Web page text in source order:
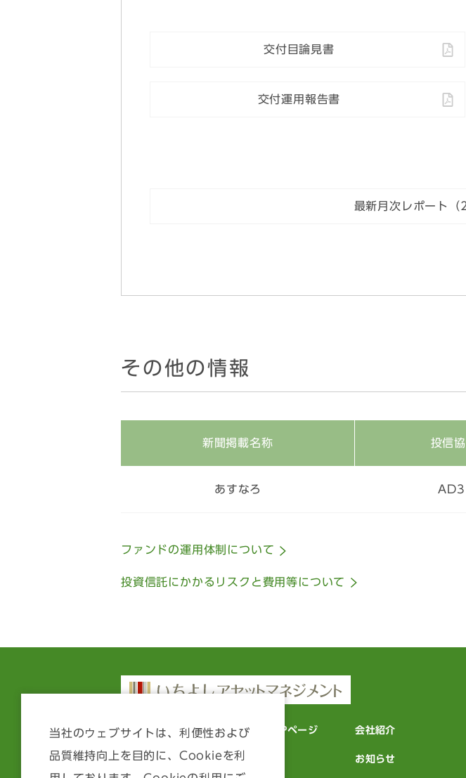
交付目論見書
交付運用報告書
2022/6運用報告書（全体版）最新月次レポート
2025/12/30月次レポート
2025/8/29月次レポート
その他の情報
新聞掲載名称
あすなろ
投信
ファンドの運用体制について
投資信託にかかるリスクと費用等について
いちよしアセットマネジメント TOPページ
ファンド情報
会社紹介
お知らせ
当社のウェブサイトは、利便性および
品質維持向上を目的に、Cookieを利